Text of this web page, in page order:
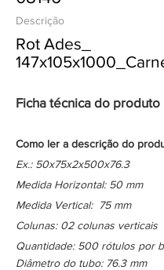
Descrição
Rot Ades_
Ficha técnica do produto
Como ler a descrição do
Ex.: 50x75x2x500x76.3
Medida Horizontal: 50 mm
Medida Vertical: 75 mm
Colunas: 02 colunas verticais
Quantidade: 500 rótulos por
Diâmetro do tubo: 76.3 mm